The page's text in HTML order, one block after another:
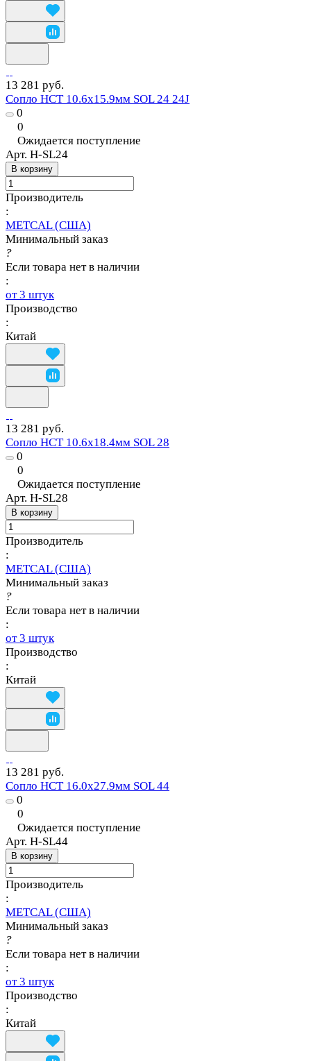
13 281 руб.
Сопло HCT 10.6х15.9мм SOL 24 24J
0
0
Ожидается поступление
Арт. H-SL24
В корзину
Производитель
:
METCAL (США)
Минимальный заказ
?
Если товара нет в наличии
:
от 3 штук
Производство
:
Китай
13 281 руб.
Сопло HCT 10.6х18.4мм SOL 28
0
0
Ожидается поступление
Арт. H-SL28
В корзину
Производитель
:
METCAL (США)
Минимальный заказ
?
Если товара нет в наличии
:
от 3 штук
Производство
:
Китай
13 281 руб.
Сопло HCT 16.0х27.9мм SOL 44
0
0
Ожидается поступление
Арт. H-SL44
В корзину
Производитель
:
METCAL (США)
Минимальный заказ
?
Если товара нет в наличии
:
от 3 штук
Производство
:
Китай